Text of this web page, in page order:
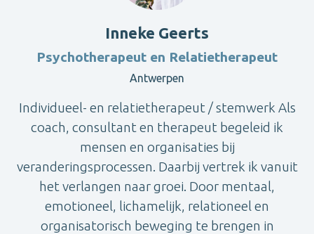
Inneke Geerts
Psychotherapeut en Relatietherapeut
Antwerpen
Individueel- en relatietherapeut / stemwerk Als
coach, consultant en therapeut begeleid ik
mensen en organisaties bij
veranderingsprocessen. Daarbij vertrek ik vanuit
het verlangen naar groei. Door mentaal,
emotioneel, lichamelijk, relationeel en
organisatorisch beweging te brengen in